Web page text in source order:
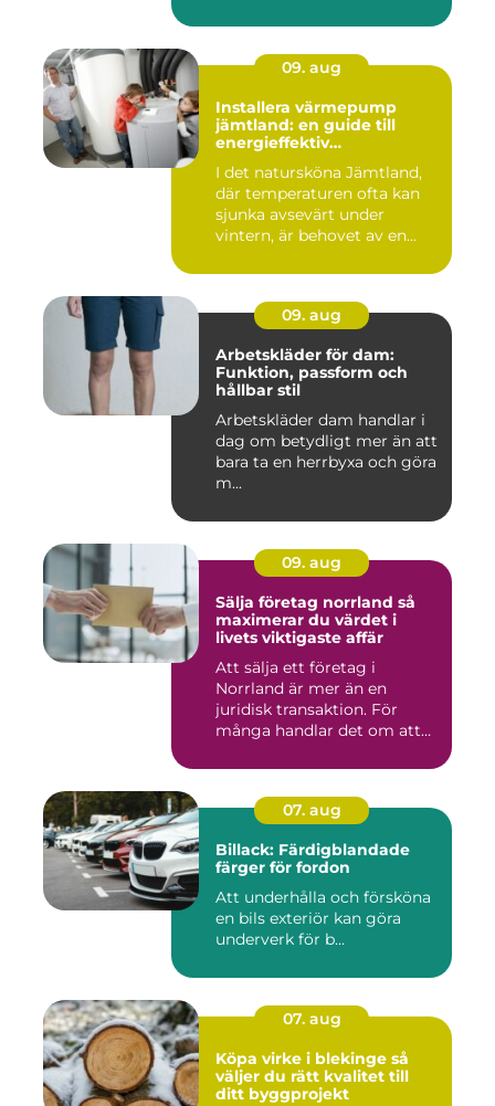
09. aug
Installera värmepump
jämtland: en guide till
energieffektiv
I det natursköna Jämtland,
där temperaturen ofta kan
sjunka avsevärt under
vintern, är behovet av en...
09. aug
Arbetskläder för dam:
Funktion, passform och
hållbar stil
Arbetskläder dam handlar i
dag om betydligt mer än att
bara ta en herrbyxa och göra
m...
09. aug
Sälja företag norrland så
maximerar du värdet i
livets viktigaste affär
Att sälja ett företag i
Norrland är mer än en
juridisk transaktion. För
många handlar det om att
07. aug
Billack: Färdigblandade
färger för fordon
Att underhålla och försköna
en bils exteriör kan göra
underverk för b...
07. aug
Köpa virke i blekinge så
väljer du rätt kvalitet till
ditt byggprojekt